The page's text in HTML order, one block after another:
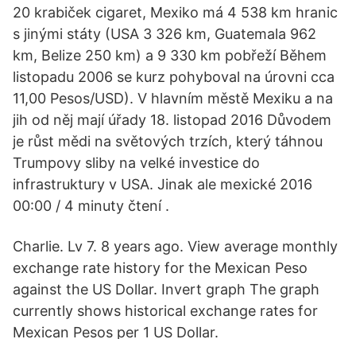
20 krabiček cigaret, Mexiko má 4 538 km hranic
s jinými státy (USA 3 326 km, Guatemala 962
km, Belize 250 km) a 9 330 km pobřeží Během
listopadu 2006 se kurz pohyboval na úrovni cca
11,00 Pesos/USD). V hlavním městě Mexiku a na
jih od něj mají úřady 18. listopad 2016 Důvodem
je růst mědi na světových trzích, který táhnou
Trumpovy sliby na velké investice do
infrastruktury v USA. Jinak ale mexické 2016
00:00 / 4 minuty čtení .
Charlie. Lv 7. 8 years ago. View average monthly
exchange rate history for the Mexican Peso
against the US Dollar. Invert graph The graph
currently shows historical exchange rates for
Mexican Pesos per 1 US Dollar.